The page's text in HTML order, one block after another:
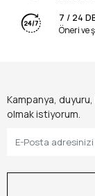
7 / 24
Öneri ve
Kampanya,
olmak istiyorum.